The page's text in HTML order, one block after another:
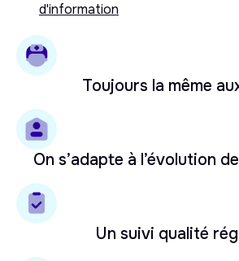
d'information
Toujours la même
On s’adapte à l’évolution
Un suivi qualité